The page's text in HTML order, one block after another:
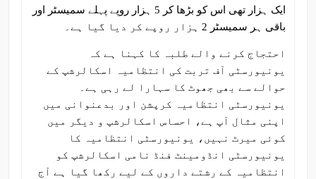
ایک ہزار تھی اس کو بڑھا کر 5 ہزار روپے پہلے سمیسٹر اور
باقی ہر سمیسٹر 2 ہزار روپے کر دیا گیا ہے۔
احتجاج کرنے والے طلبہ کا کہنا ہے کہ
یونیورسٹی آف تربت کی انتظامیہ اسکالرشپ کے
حوالے سے بھی جھوٹ کا سہارا لے رہی ہے۔
یونیورسٹی انتظامیہ کرپشن اور بدعنوانی میں
اپنی مثال آپ ہے، احساس اسکالرشپ و دیگر میں
کوئی میرٹ نہیں، یونیورسٹی انتظامیہ کا
یونیورسٹی انڈومینٹ فنڈ نامی اسکالرشپ کو
انتظامیہ کے رشتے داروں کے لیے رکھا گیا ہے آج